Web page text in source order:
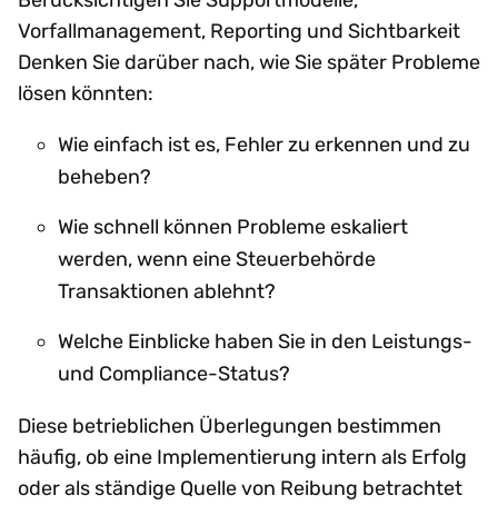
Vorfallmanagement, Reporting und Sichtbarkeit
Denken Sie darüber nach, wie Sie später Probleme
lösen könnten:
Wie einfach ist es, Fehler zu erkennen und zu
beheben?
Wie schnell können Probleme eskaliert
werden, wenn eine Steuerbehörde
Transaktionen ablehnt?
Welche Einblicke haben Sie in den Leistungs-
und Compliance-Status?
Diese betrieblichen Überlegungen bestimmen
häufig, ob eine Implementierung intern als Erfolg
oder als ständige Quelle von Reibung betrachtet